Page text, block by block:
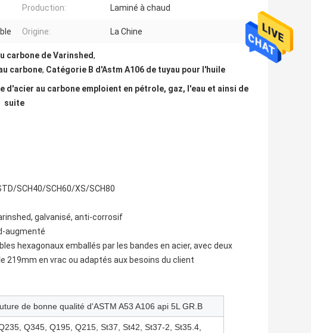
Production: Laminé à chaud
Origine: La Chine
carbone de Varinshed,
carbone, Catégorie B d'Astm A106 de tuyau pour l'huile
d'acier au carbone emploient en pétrole, gaz, l'eau et ainsi de
suite
SCH40/SCH60/XS/SCH80
galvanisé, anti-corrosif
augmenté
hexagonaux emballés par les bandes en acier, avec deux
219mm en vrac ou adaptés aux besoins du client
de bonne qualité d'ASTM A53 A106 api 5L GR.B
Q345, Q195, Q215, St37, St42, St37-2, St35.4,